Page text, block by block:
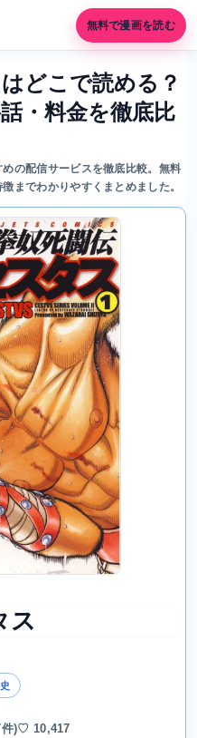
無料で漫画を読む
どこで読める？
・料金を徹底比
の配信サービスを徹底比較。無料
までわかりやすくまとめました。
ス
)♡ 10,417